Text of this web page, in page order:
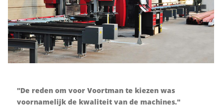
"De reden om voor Voortman te kiezen was
voornamelijk de kwaliteit van de machines."